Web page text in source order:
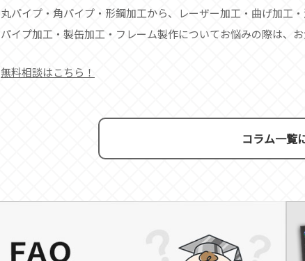
丸パイプ・角パイプ・形鋼加工から、レーザー加工・曲げ加工・
パイプ加工・製缶加工・フレーム製作についてお悩みの際は、
無料相談はこちら！
コラム一覧